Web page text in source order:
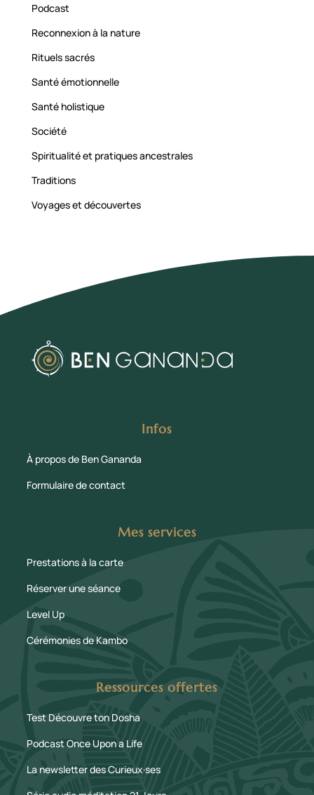
Podcast
Reconnexion à la nature
Rituels sacrés
Santé émotionnelle
Santé holistique
Société
Spiritualité et pratiques ancestrales
Traditions
Voyages et découvertes
Infos
À propos de Ben Gananda
Formulaire de contact
Mes services
Prestations à la carte
Réserver une séance
Level Up
Cérémonies de Kambo
Ressources offertes
Test Découvre ton Dosha
Podcast Once Upon a Life
La newsletter des Curieux·ses